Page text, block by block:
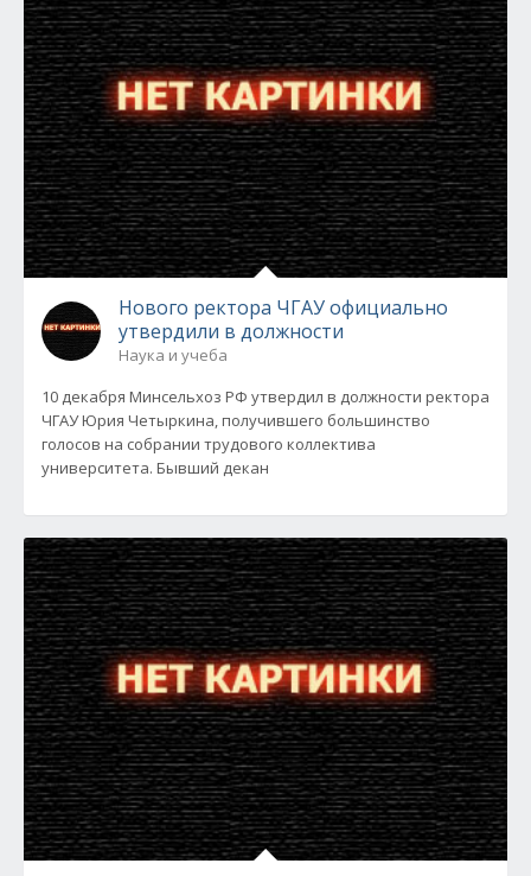
Нового ректора ЧГАУ официально
утвердили в должности
Наука и учеба
10 декабря Минсельхоз РФ утвердил в должности ректора
ЧГАУ Юрия Четыркина, получившего большинство
голосов на собрании трудового коллектива
университета. Бывший декан